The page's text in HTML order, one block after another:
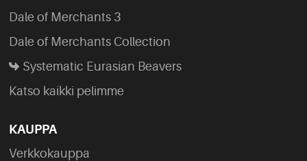
Dale of Merchants 3
Dale of Merchants Collection
Systematic Eurasian Beavers
Katso kaikki pelimme
KAUPPA
Verkkokauppa